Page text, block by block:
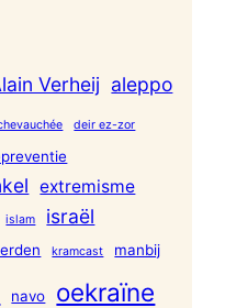
Verheij aleppo
deir ez-zor
extremisme
islam israël
kramcast manbij
navo oekraïne